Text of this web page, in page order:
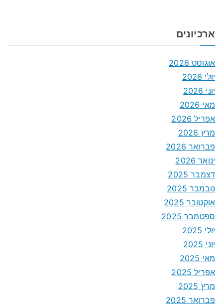
ארכיונים
אוגוסט 2026
יולי 2026
יוני 2026
מאי 2026
אפריל 2026
מרץ 2026
פברואר 2026
ינואר 2026
דצמבר 2025
נובמבר 2025
אוקטובר 2025
ספטמבר 2025
יולי 2025
יוני 2025
מאי 2025
אפריל 2025
מרץ 2025
פברואר 2025